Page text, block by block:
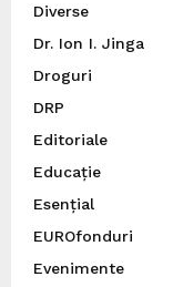
Diverse
Dr. Ion I. Jinga
Droguri
DRP
Editoriale
Educație
Esențial
EUROfonduri
Evenimente